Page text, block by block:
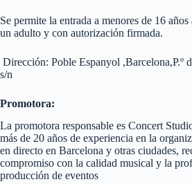
Se permite la entrada a menores de 16
un adulto y con autorización firmada.
Dirección: Poble Espanyol ,Barcelona,P.º
s/n
Promotora:
La promotora responsable es Concert
más de 20 años de experiencia en la
en directo en Barcelona y otras ciudades,
compromiso con la calidad musical y la
producción de eventos